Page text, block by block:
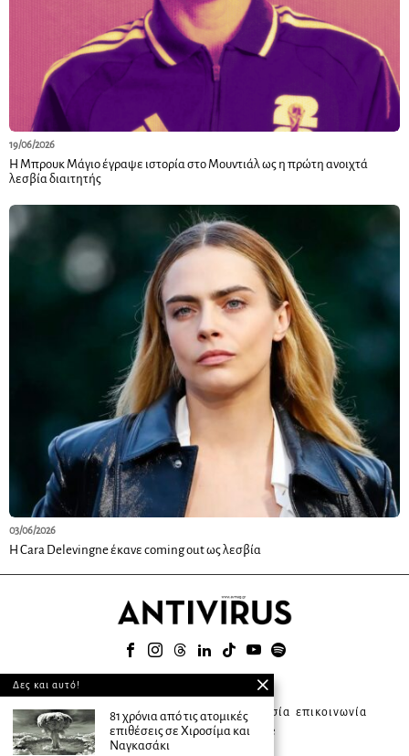
19/06/2026
Η Μπρουκ Μάγιο έγραψε ιστορία στο Μουντιάλ ως η πρώτη ανοιχτά
λεσβία διαιτητής
03/06/2026
Η Cara Delevingne έκανε coming out ως λεσβία
about ANTIVIRUS συνδρομητική υπηρεσία επικοινωνία
διαφήμιση terms of use
Δες και αυτό!
81 χρόνια από τις ατομικές
επιθέσεις σε Χιροσίμα και
Ναγκασάκι